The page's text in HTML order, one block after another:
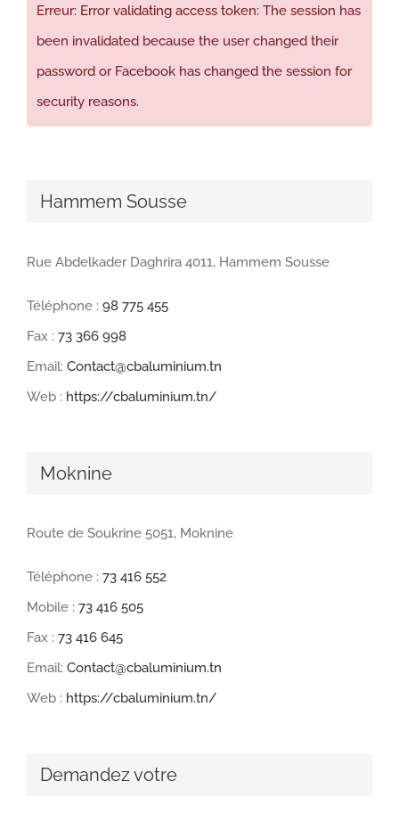
Erreur: Error validating access token: The session has
been invalidated because the user changed their
password or Facebook has changed the session for
security reasons.
Hammem Sousse
Rue Abdelkader Daghrira 4011, Hammem Sousse
Téléphone : 98 775 455
Fax : 73 366 998
Email: Contact@cbaluminium.tn
Web : https://cbaluminium.tn/
Moknine
Route de Soukrine 5051, Moknine
Téléphone : 73 416 552
Mobile : 73 416 505
Fax : 73 416 645
Email: Contact@cbaluminium.tn
Web : https://cbaluminium.tn/
Demandez votre